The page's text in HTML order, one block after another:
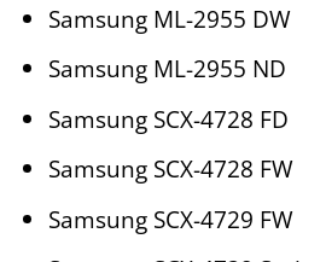
Samsung ML-2955 DW
Samsung ML-2955 ND
Samsung SCX-4728 FD
Samsung SCX-4728 FW
Samsung SCX-4729 FW